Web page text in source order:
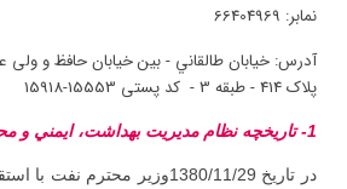
نمابر: 66404969
آدرس: خیابان طالقاني - بین خیابان حافظ و
پلاک 414 - طبقه 3 - کد پستی 15553-15918
1- تاريخچه نظام مديريت بهداشت، ايمني و محيط زيست :